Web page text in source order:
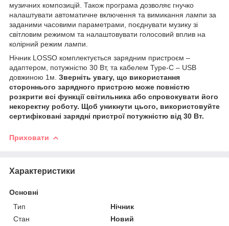
музичних композицій. Також програма дозволяє гнучко
налаштувати автоматичне включення та вимикання лампи за
заданими часовими параметрами, поєднувати музику зі
світловим режимом та налаштовувати голосовий вплив на
колірний режим лампи.
Нічник LOSSO комплектується зарядним пристроєм –
адаптером, потужністю 30 Вт, та кабелем Type-С – USB
довжиною 1м. Зверніть увагу, що використання
стороннього зарядного пристрою може повністю
розкрити всі функції світильника або спровокувати його
некоректну роботу. Щоб уникнути цього, використовуйте
сертифіковані зарядні пристрої потужністю від 30 Вт.
Приховати
Характеристики
Основні
Тип
Нічник
Стан
Новий